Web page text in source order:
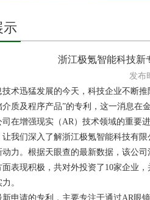
示
浙江极氪智能科技新
发布
迅猛发展的今天，科技企业不断推陈
质及程序产品”的专利，这一消息在
在增强现实（AR）技术领域的重要进
们深入了解浙江极氪智能科技有限公
力。根据天眼查的最新数据，该公
表现积极，共对外投资了10家企业
。
请的专利，主要专注于通过AR眼镜